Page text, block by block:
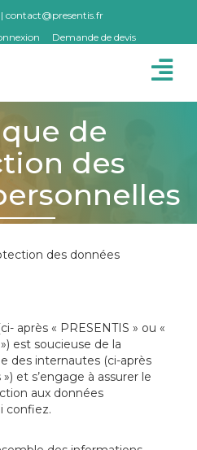
| contact@presentis.fr
Demande de devis
de
des
des données
après « PRESENTIS » ou «
est soucieuse de la
des internautes (ci-après
et s’engage à assurer le
aux données
confiez.